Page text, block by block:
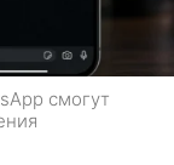
смогут